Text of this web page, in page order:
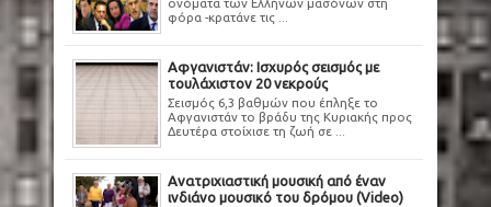
φόρα -κρατάνε τις ...
Αφγανιστάν: Ισχυρός σεισμός με
τουλάχιστον 20 νεκρούς
Σεισμός 6,3 βαθμών που έπληξε το
Αφγανιστάν το βράδυ της Κυριακής προς
Δευτέρα στοίχισε τη ζωή σε ...
Ανατριχιαστική μουσική από έναν
ινδιάνο μουσικό του δρόμου (Video)